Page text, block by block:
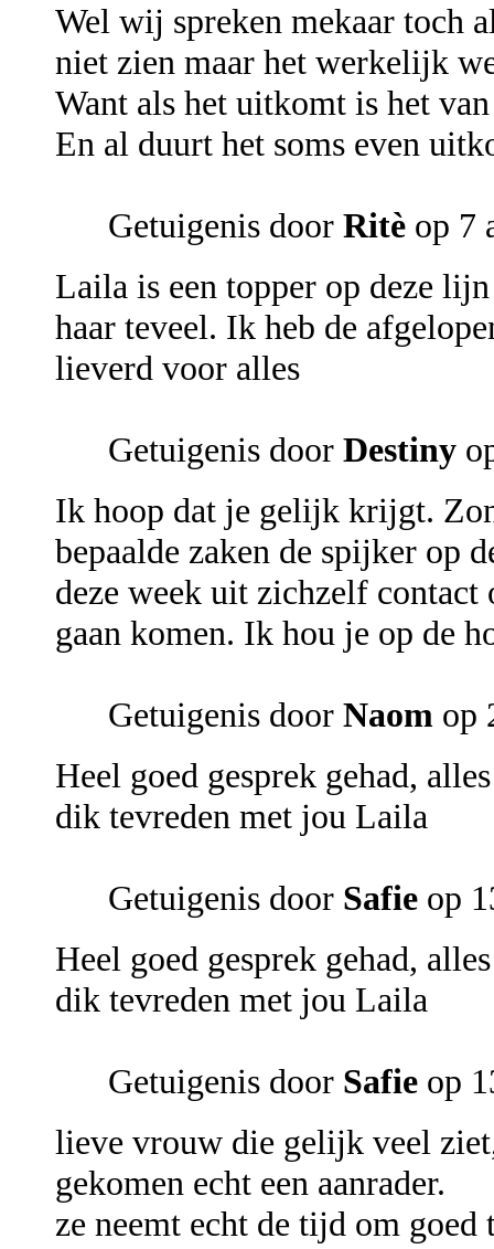
Wel wij spreken mekaar toch
niet zien maar het werkelijk
Want als het uitkomt is het
En al duurt het soms even
Getuigenis door Ritè op 7
Laila is een topper op deze
haar teveel. Ik heb de
lieverd voor alles
Getuigenis door Destiny
Ik hoop dat je gelijk krijgt.
bepaalde zaken de spijker op
deze week uit zichzelf contact
gaan komen. Ik hou je op de
Getuigenis door Naom op
Heel goed gesprek gehad,
dik tevreden met jou Laila
Getuigenis door Safie op
Heel goed gesprek gehad,
dik tevreden met jou Laila
Getuigenis door Safie op
lieve vrouw die gelijk veel
gekomen echt een aanrader.
ze neemt echt de tijd om